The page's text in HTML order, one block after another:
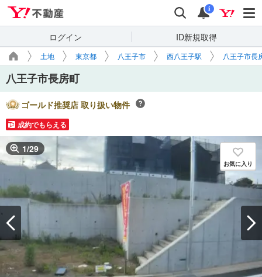
検索 通知
i
ログイン ID新規取得
土地 東京都 八王子市 西八王子駅 八王子市長
八王子市長房町
ゴールド推奨店 取り扱い物件
成約でもらえる
1/29
お気に入り